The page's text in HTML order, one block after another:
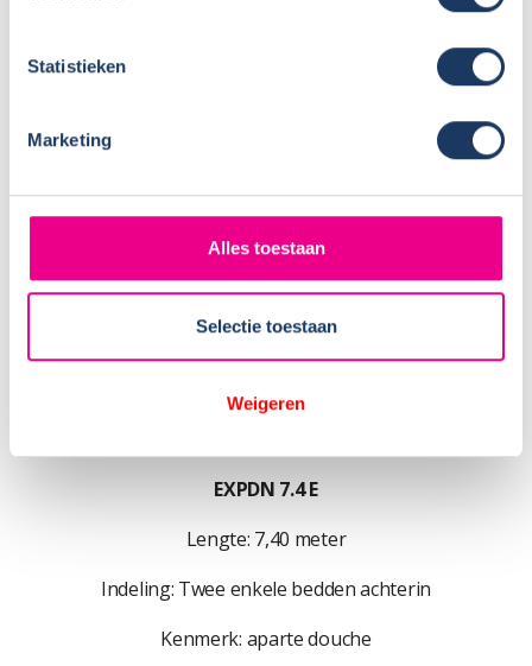
Statistieken
Marketing
Alles toestaan
Selectie toestaan
Weigeren
Er zijn drie varianten beschikbaar:
EXPDN 7.0 E
Lengte: 6,99 meter
EXPDN 7.4 E
Lengte: 7,40 meter
Indeling: Twee enkele bedden achterin
Kenmerk: aparte douche